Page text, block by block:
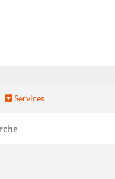
Services